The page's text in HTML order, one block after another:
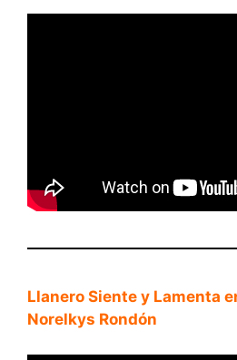
Llanero Siente y Lamenta
Norelkys Rondón